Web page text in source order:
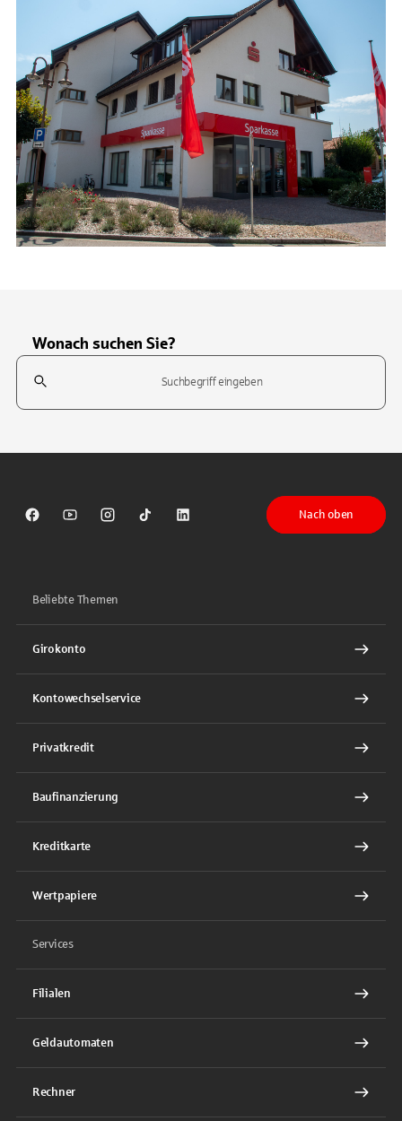
Wonach suchen Sie?
Suchfeld
Sparkasse auf Facebook
Sparkasse auf Youtube
Sparkasse auf Instagram
Sparkasse auf TikTok
Sparkasse auf LinkedIn
Nach oben
Beliebte Themen
Girokonto
Kontowechselservice
Privatkredit
Baufinanzierung
Kreditkarte
Wertpapiere
Services
Filialen
Geldautomaten
Rechner